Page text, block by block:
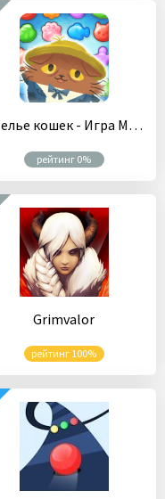
Ателье кошек - Игра Мяу Матч 3
рейтинг 0%
Grimvalor
рейтинг 100%